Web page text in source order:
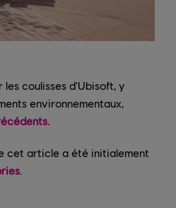
les coulisses d'Ubisoft, y
environnementaux,
cet article a été initialement